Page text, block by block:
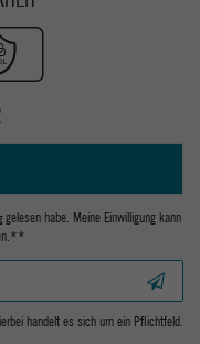
gelesen habe. Meine Einwilligung kann
handelt es sich um ein Pflichtfeld.